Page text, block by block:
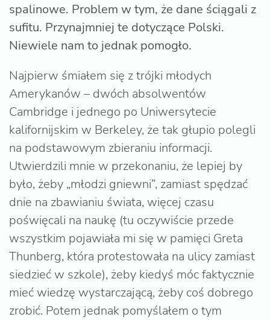
spalinowe. Problem w tym, że dane ściągali z
sufitu. Przynajmniej te dotyczące Polski.
Niewiele nam to jednak pomogło.
Najpierw śmiałem się z trójki młodych
Amerykanów – dwóch absolwentów
Cambridge i jednego po Uniwersytecie
kalifornijskim w Berkeley, że tak głupio polegli
na podstawowym zbieraniu informacji.
Utwierdzili mnie w przekonaniu, że lepiej by
było, żeby „młodzi gniewni”, zamiast spędzać
dnie na zbawianiu świata, więcej czasu
poświęcali na naukę (tu oczywiście przede
wszystkim pojawiała mi się w pamięci Greta
Thunberg, która protestowała na ulicy zamiast
siedzieć w szkole), żeby kiedyś móc faktycznie
mieć wiedzę wystarczającą, żeby coś dobrego
zrobić. Potem jednak pomyślałem o tym